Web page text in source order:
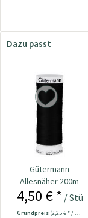
Dazu passt
Gütermann
Allesnäher 200m
Fb. 000 - schwarz
4,50 € * / Stück
Grundpreis (2,25 € * / 100 Meter)